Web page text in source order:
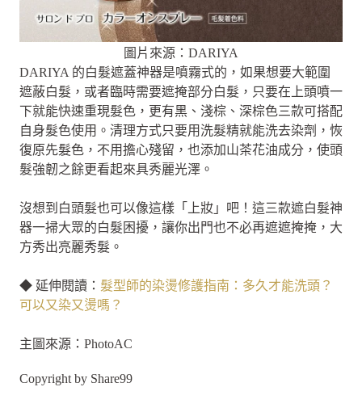
圖片來源：DARIYA
DARIYA 的白髮遮蓋神器是噴霧式的，如果想要大範圍
遮蔽白髮，或者臨時需要遮掩部分白髮，只要在上頭噴一
下就能快速重現髮色，更有黑、淺棕、深棕色三款可搭配
自身髮色使用。清理方式只要用洗髮精就能洗去染劑，恢
復原先髮色，不用擔心殘留，也添加山茶花油成分，使頭
髮強韌之餘更看起來具秀麗光澤。
沒想到白頭髮也可以像這樣「上妝」吧！這三款遮白髮神
器一掃大眾的白髮困擾，讓你出門也不必再遮遮掩掩，大
方秀出亮麗秀髮。
◆ 延伸閱讀： 髮型師的染燙修護指南：多久才能洗頭？
可以又染又燙嗎？
主圖來源：PhotoAC
Copyright by Share99